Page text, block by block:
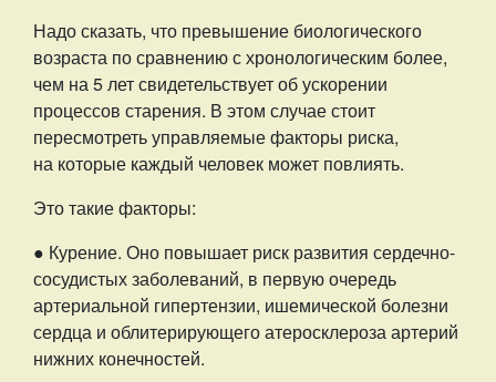
Надо сказать, что превышение биологического
возраста по сравнению с хронологическим более,
чем на 5 лет свидетельствует об ускорении
процессов старения. В этом случае стоит
пересмотреть управляемые факторы риска,
на которые каждый человек может повлиять.
Это такие факторы:
● Курение. Оно повышает риск развития сердечно-
сосудистых заболеваний, в первую очередь
артериальной гипертензии, ишемической болезни
сердца и облитерирующего атеросклероза артерий
нижних конечностей.